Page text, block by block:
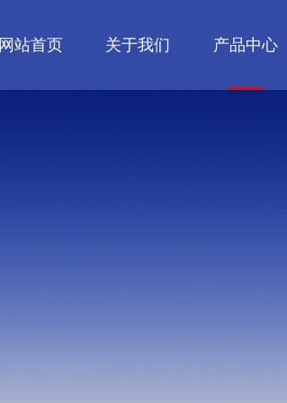
网站首页 关于我们 产品中心